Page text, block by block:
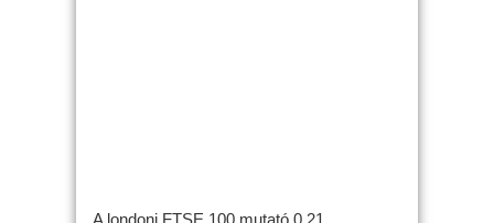
A londoni FTSE 100 mutató 0,21